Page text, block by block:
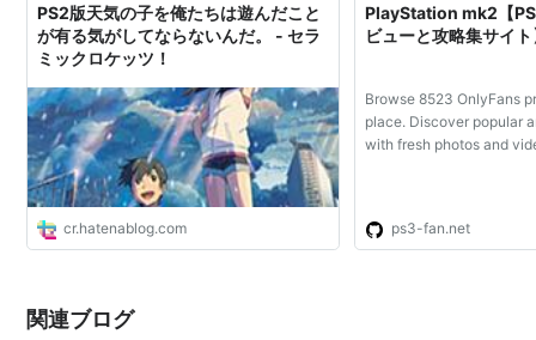
PS2版天気の子を俺たちは遊んだこと
が有る気がしてならないんだ。 - セラ
ミックロケッツ！
cr.hatenablog.com
PlayStation mk2【
ビューと攻略集サイ
Browse 8523 OnlyFans
place. Discover popular
with fresh photos and
ps3-fan.net
関連ブログ